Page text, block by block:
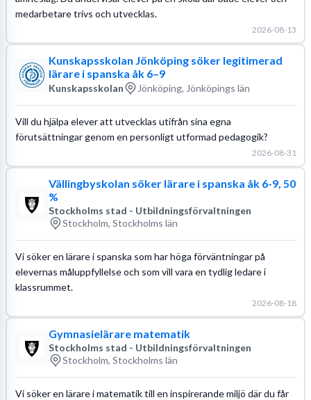
medarbetare trivs och utvecklas.
2026-08-13
Kunskapsskolan Jönköping söker legitimerad
lärare i spanska åk 6–9
Kunskapsskolan Jönköping, Jönköpings län
Vill du hjälpa elever att utvecklas utifrån sina egna
förutsättningar genom en personligt utformad pedagogik?
2026-08-31
Vällingbyskolan söker lärare i spanska åk 6-9, 50
%
Stockholms stad - Utbildningsförvaltningen
Stockholm, Stockholms län
Vi söker en lärare i spanska som har höga förväntningar på
elevernas måluppfyllelse och som vill vara en tydlig ledare i
klassrummet.
2026-08-18
Gymnasielärare matematik
Stockholms stad - Utbildningsförvaltningen
Stockholm, Stockholms län
Vi söker en lärare i matematik till en inspirerande miljö där du får